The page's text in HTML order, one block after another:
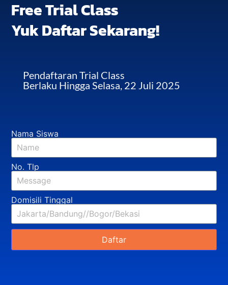
Free Trial Class
Yuk Daftar Sekarang!
Pendaftaran Trial Class
Berlaku Hingga Selasa, 22 Juli 2025
Nama Siswa
No. Tlp
Domisili Tinggal
Daftar